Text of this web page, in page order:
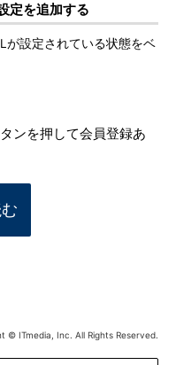
定を追加する
設定されている状態をベ
ンを押して会員登録あ
© ITmedia, Inc. All Rights Reserved.